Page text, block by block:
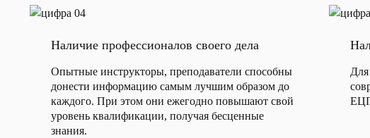
Наличие профессионалов своего дела
Опытные инструкторы, преподаватели способны
донести информацию самым лучшим образом до
каждого. При этом они ежегодно повышают свой
уровень квалификации, получая бесценные
знания.